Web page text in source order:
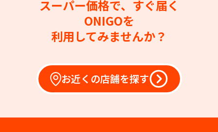
スーパー価格で、すぐ届く
ONIGOを
利用してみませんか？
お近くの店舗を探す